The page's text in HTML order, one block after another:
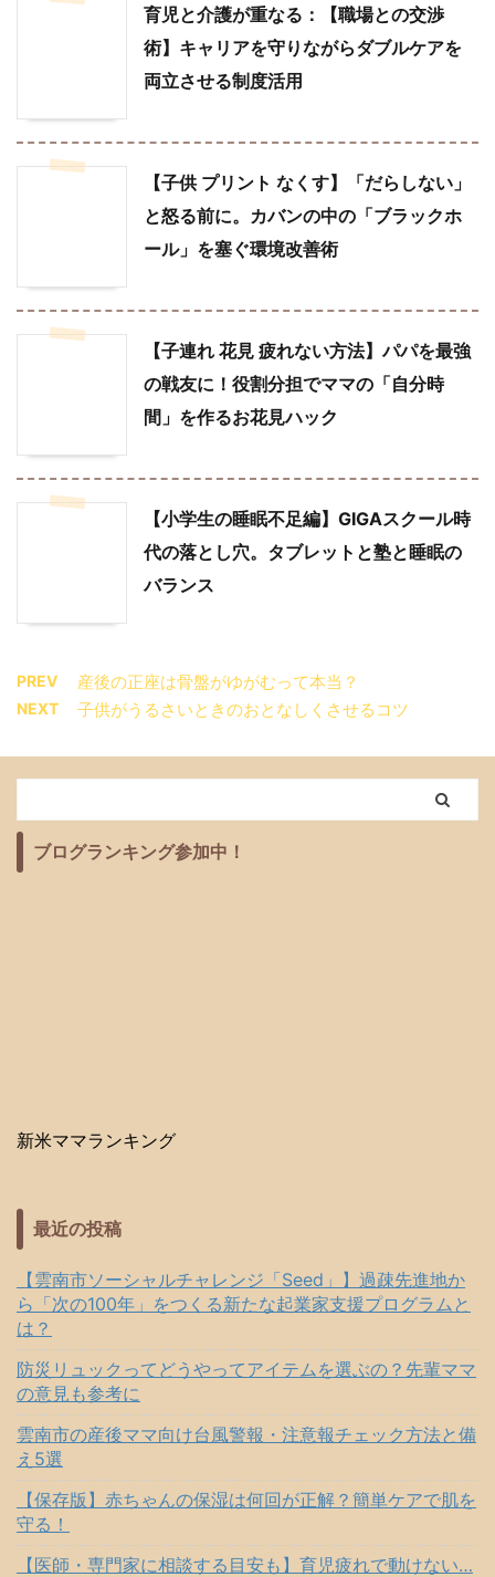
育児と介護が重なる：【職場との交渉
術】キャリアを守りながらダブルケアを
両立させる制度活用
【子供 プリント なくす】「だらしない」
と怒る前に。カバンの中の「ブラックホ
ール」を塞ぐ環境改善術
【子連れ 花見 疲れない方法】パパを最強
の戦友に！役割分担でママの「自分時
間」を作るお花見ハック
【小学生の睡眠不足編】GIGAスクール時
代の落とし穴。タブレットと塾と睡眠の
バランス
PREV 産後の正座は骨盤がゆがむって本当？
NEXT 子供がうるさいときのおとなしくさせるコツ
ブログランキング参加中！
新米ママランキング
最近の投稿
【雲南市ソーシャルチャレンジ「Seed」】過疎先進地か
ら「次の100年」をつくる新たな起業家支援プログラムと
は？
防災リュックってどうやってアイテムを選ぶの？先輩ママ
の意見も参考に
雲南市の産後ママ向け台風警報・注意報チェック方法と備
え5選
【保存版】赤ちゃんの保湿は何回が正解？簡単ケアで肌を
守る！
【医師・専門家に相談する目安も】育児疲れで動けない…